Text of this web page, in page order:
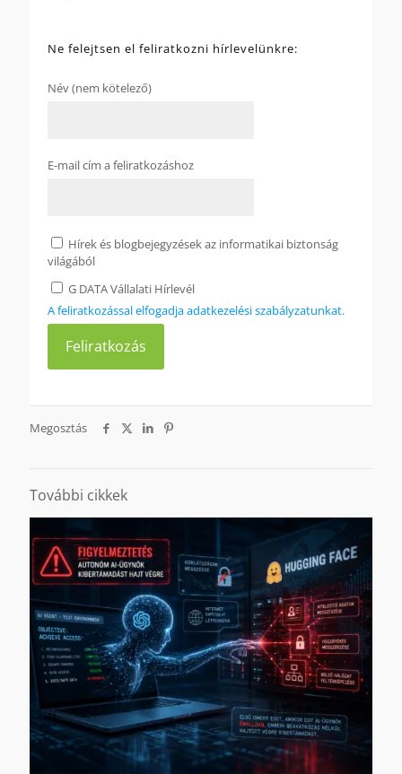
Ne felejtsen el feliratkozni hírlevelünkre:
Név (nem kötelező)
E-mail cím a feliratkozáshoz
Hírek és blogbejegyzések az informatikai biztonság
világából
G DATA Vállalati Hírlevél
A feliratkozással elfogadja adatkezelési szabályzatunkat.
Megosztás
További cikkek